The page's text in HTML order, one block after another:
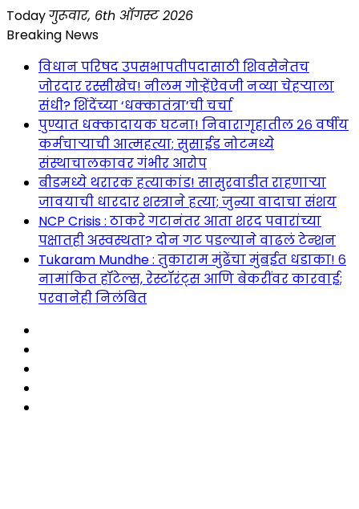
Skip
to
Todayगुरूवार, 6th ऑगस्ट 2026
Breaking News
विधान परिषद उपसभापतीपदासाठी शिवसेनेतच
जोरदार रस्सीखेच! नीलम गोऱ्हेंऐवजी नव्या चेहऱ्याला
संधी? शिंदेंच्या ‘धक्कातंत्रा’ची चर्चा
पुण्यात धक्कादायक घटना! निवारागृहातील २६ वर्षीय
कर्मचाऱ्याची आत्महत्या; सुसाईड नोटमध्ये
संस्थाचालकावर गंभीर आरोप
बीडमध्ये थरारक हत्याकांड! सासुरवाडीत राहणाऱ्या
जावयाची धारदार शस्त्राने हत्या; जुन्या वादाचा संशय
NCP Crisis : ठाकरे गटानंतर आता शरद पवारांच्या
पक्षातही अस्वस्थता? दोन गट पडल्याने वाढलं टेन्शन
Tukaram Mundhe : तुकाराम मुंढेंचा मुंबईत धडाका! ६
नामांकित हॉटेल्स, रेस्टॉरंट्स आणि बेकरींवर कारवाई;
परवानेही निलंबित